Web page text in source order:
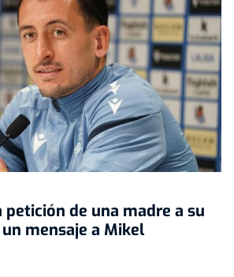
petición de una madre a su
mensaje a Mikel